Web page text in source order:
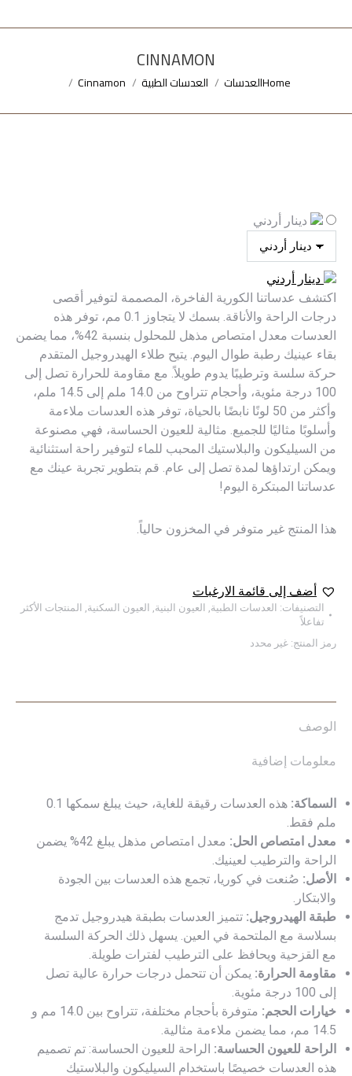
CINNAMON
You are here:
Homeالعدسات العدسات الطبية Cinnamon
دينار أردني
دينار أردني
اكتشف عدساتنا الكورية الفاخرة، المصممة لتوفير أقصى
درجات الراحة والأناقة. بسمك لا يتجاوز 0.1 مم، توفر هذه
العدسات معدل امتصاص مذهل للمحلول بنسبة 42%، مما يضمن
بقاء عينيك رطبة طوال اليوم. يتيح طلاء الهيدروجيل المتقدم
حركة سلسة وترطيبًا يدوم طويلاً. مع مقاومة للحرارة تصل إلى
100 درجة مئوية، وأحجام تتراوح من 14.0 ملم إلى 14.5 ملم،
وأكثر من 50 لونًا نابضًا بالحياة، توفر هذه العدسات ملاءمة
وأسلوبًا مثاليًا للجميع. مثالية للعيون الحساسة، فهي مصنوعة
من السيليكون والبلاستيك المحبب للماء لتوفير راحة استثنائية
ويمكن ارتداؤها لمدة تصل إلى عام. قم بتطوير تجربة عينك مع
عدساتنا المبتكرة اليوم!
هذا المنتج غير متوفر في المخزون حالياً.
أضف إلى قائمة الارغبات
التصنيفات: العدسات الطبية, العيون البنية, العيون السكنية, المنتجات الأكثر
تفاعلاً
رمز المنتج: غير محدد
الوصف
معلومات إضافية
السماكة:
هذه العدسات رقيقة للغاية، حيث يبلغ سمكها 0.1
ملم فقط.
معدل امتصاص الحل:
معدل امتصاص مذهل يبلغ 42% يضمن
الراحة والترطيب لعينيك.
الأصل: صُنعت في كوريا، تجمع هذه العدسات بين الجودة
والابتكار.
طبقة الهيدروجيل: تتميز العدسات بطبقة هيدروجيل تدمج
بسلاسة مع الملتحمة في العين. يسهل ذلك الحركة السلسة
مع القزحية ويحافظ على الترطيب لفترات طويلة.
مقاومة الحرارة: يمكن أن تتحمل درجات حرارة عالية تصل
إلى 100 درجة مئوية.
خيارات الحجم:
متوفرة بأحجام مختلفة، تتراوح بين 14.0 مم و
14.5 مم، مما يضمن ملاءمة مثالية.
الراحة للعيون الحساسة: الراحة للعيون الحساسة: تم تصميم
هذه العدسات خصيصًا باستخدام السيليكون والبلاستيك